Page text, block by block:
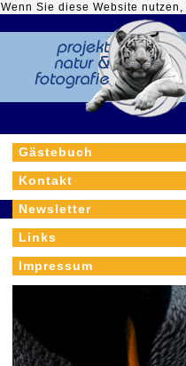
Wenn Sie diese Website
Gästebuch
Kontakt
Newsletter
Links
Impressum